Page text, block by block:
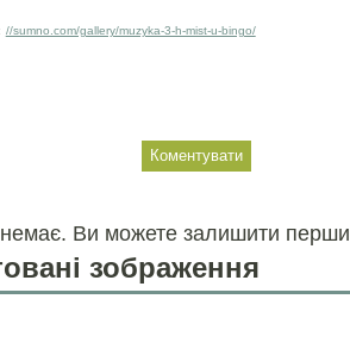
//sumno.com/gallery/muzyka-3-h-mist-u-bingo/
Ви можете залишити
зображення